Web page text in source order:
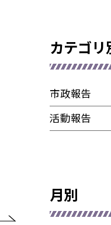
カテゴリ
市政報告
活動報告
月別